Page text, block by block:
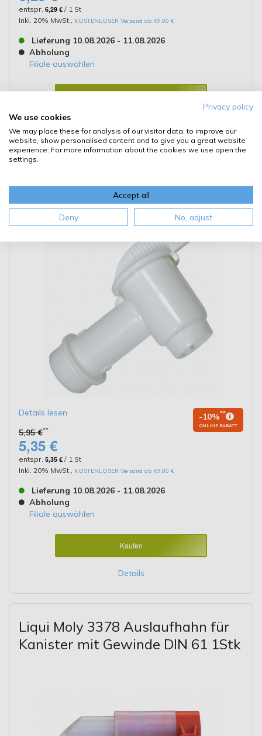
entspr. 6,29 € / 1 St
Inkl. 20% MwSt.
KOSTENLOSER Versand ab 49,00 €
Lieferung 10.08.2026 - 11.08.2026
Abholung
Filiale auswählen
Details lesen
5,95 €**
-10%**
ONLINE RABATT
5,35 €
entspr. 5,35 € / 1 St
Inkl. 20% MwSt.
KOSTENLOSER Versand ab 49,00 €
Lieferung 10.08.2026 - 11.08.2026
Abholung
Filiale auswählen
Kaufen
Details
Liqui Moly 3378 Auslaufhahn für
Kanister mit Gewinde DIN 61 1Stk
Privacy policy
We use cookies
We may place these for analysis of our visitor data, to improve our
website, show personalised content and to give you a great website
experience. For more information about the cookies we use open the
settings.
Accept all
Deny No, adjust